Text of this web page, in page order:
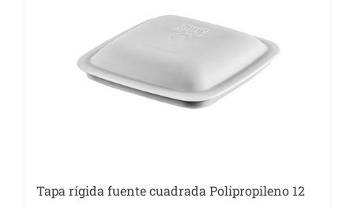
Tapa rígida fuente cuadrada Polipropileno 12